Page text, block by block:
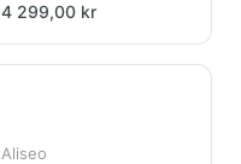
4 299,00 kr
Aliseo